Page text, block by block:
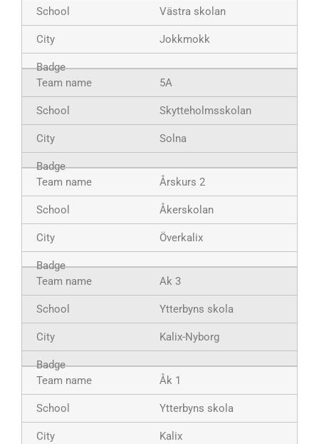
Västra skolan
Jokkmokk
5A
Skytteholmsskolan
Solna
Årskurs 2
Åkerskolan
Överkalix
Ak 3
Ytterbyns skola
Kalix-Nyborg
Åk 1
Ytterbyns skola
Kalix